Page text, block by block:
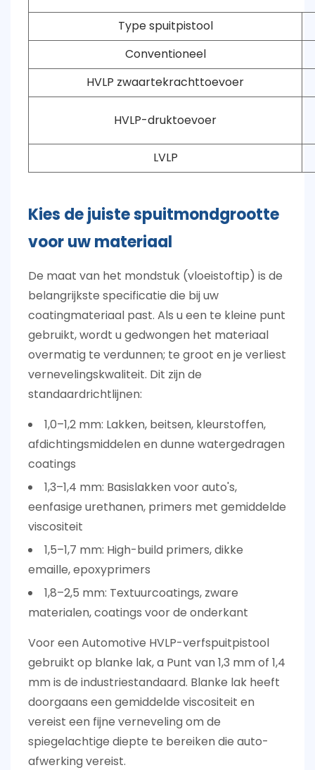
Type spuitpistool
Conventioneel
HVLP zwaartekrachttoevoer
HVLP-druktoevoer
LVLP
Kies de juiste spuitmondgrootte
voor uw materiaal
De maat van het mondstuk (vloeistoftip) is de
belangrijkste specificatie die bij uw
coatingmateriaal past. Als u een te kleine punt
gebruikt, wordt u gedwongen het materiaal
overmatig te verdunnen; te groot en je verliest
vernevelingskwaliteit. Dit zijn de
standaardrichtlijnen:
1,0–1,2 mm: Lakken, beitsen, kleurstoffen,
afdichtingsmiddelen en dunne watergedragen
coatings
1,3–1,4 mm: Basislakken voor auto's,
eenfasige urethanen, primers met gemiddelde
viscositeit
1,5–1,7 mm: High-build primers, dikke
emaille, epoxyprimers
1,8–2,5 mm: Textuurcoatings, zware
materialen, coatings voor de onderkant
Voor een Automotive HVLP-verfspuitpistool
gebruikt op blanke lak, a Punt van 1,3 mm of 1,4
mm is de industriestandaard. Blanke lak heeft
doorgaans een gemiddelde viscositeit en
vereist een fijne verneveling om de
spiegelachtige diepte te bereiken die auto-
afwerking vereist.